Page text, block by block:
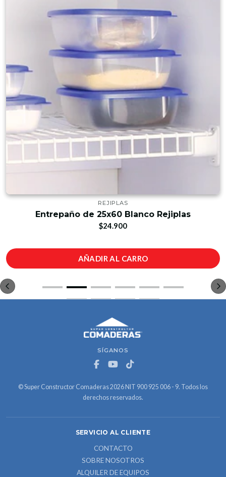
REJIPLAS
Entrepaño de 25x60 Blanco Rejiplas
$24.900
AÑADIR AL CARRO
SÍGANOS
© Super Constructor Comaderas 2026 NIT 900 925 006 - 9. Todos los
derechos reservados.
SERVICIO AL CLIENTE
CONTACTO
SOBRE NOSOTROS
ALQUILER DE EQUIPOS